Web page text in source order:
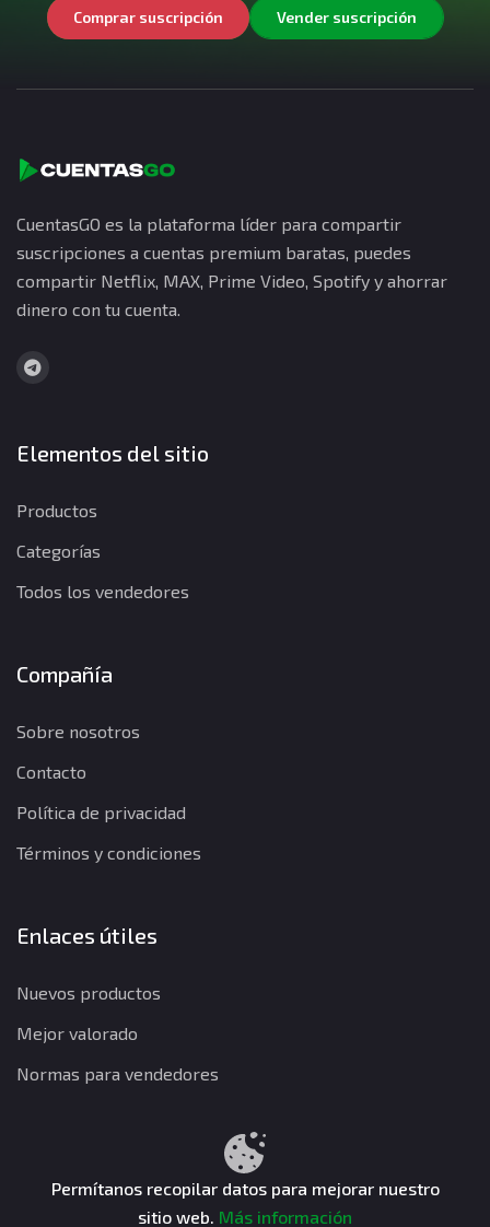
Comprar suscripción Vender suscripción
CuentasGO es la plataforma líder para compartir
suscripciones a cuentas premium baratas, puedes
compartir Netflix, MAX, Prime Video, Spotify y ahorrar
dinero con tu cuenta.
Elementos del sitio
Productos
Categorías
Todos los vendedores
Compañía
Sobre nosotros
Contacto
Política de privacidad
Términos y condiciones
Enlaces útiles
Nuevos productos
Mejor valorado
Normas para vendedores
Términos y condiciones
CuentasGO © 2026. Todos los derechos reservados.
Permítanos recopilar datos para mejorar nuestro
sitio web. Más información